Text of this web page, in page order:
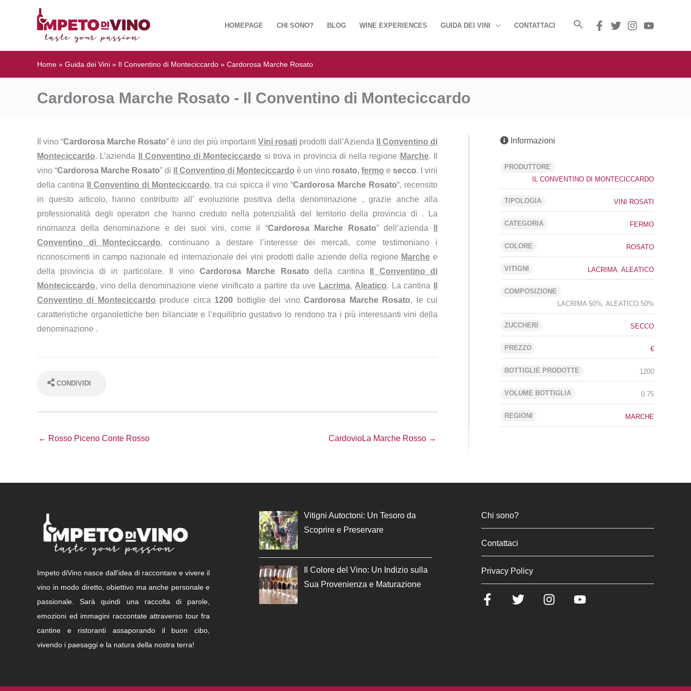
HOMEPAGE CHI SONO? BLOG WINE EXPERIENCES GUIDA DEI VINI CONTATTACI
Home » Guida dei Vini » Il Conventino di Monteciccardo » Cardorosa Marche Rosato
Cardorosa Marche Rosato - Il Conventino di Monteciccardo
Informazioni
PRODUTTORE
IL CONVENTINO DI MONTECICCARDO
TIPOLOGIA VINI ROSATI
CATEGORIA FERMO
COLORE ROSATO
VITIGNI LACRIMA, ALEATICO
COMPOSIZIONE
LACRIMA 50%, ALEATICO 50%
ZUCCHERI SECCO
PREZZO €
BOTTIGLIE PRODOTTE 1200
VOLUME BOTTIGLIA 0.75
REGIONI MARCHE
Il vino “Cardorosa Marche Rosato” è uno dei più importanti Vini rosati prodotti dall’Azienda
Il Conventino di
Monteciccardo. L’azienda Il Conventino di Monteciccardo si trova in provincia di nella regione Marche. Il
vino “Cardorosa Marche Rosato” di Il Conventino di Monteciccardo è un vino rosato, fermo e secco. I vini
della cantina
Il Conventino di Monteciccardo, tra cui spicca il vino “Cardorosa Marche Rosato“, recensito
in questo articolo, hanno contribuito all’ evoluzione positiva della denominazione , grazie anche alla
professionalità degli operatori che hanno creduto nella potenzialità del territorio della provincia di . La
rinomanza della denominazione e dei suoi vini, come il “Cardorosa Marche Rosato” dell’azienda
Conventino di Monteciccardo, continuano a destare l’interesse dei mercati, come testimoniano i
riconoscimenti in campo nazionale ed internazionale dei vini prodotti dalle aziende della regione Marche e
della provincia di in particolare. Il vino Cardorosa Marche Rosato della cantina
Il Conventino di
Monteciccardo, vino della denominazione viene vinificato a partire da uve Lacrima, Aleatico. La cantina
Conventino di Monteciccardo produce circa 1200 bottiglie del vinoCardorosa Marche Rosato, le cui
caratteristiche organolettiche ben bilanciate e l’equilibrio gustativo lo rendono tra i più interessanti vini della
denominazione .
CONDIVIDI
← Rosso Piceno Conte Rosso CardovioLa Marche Rosso →
Impeto diVino nasce dall’idea di raccontare e vivere il
vino in modo diretto, obiettivo ma anche personale e
passionale. Sarà quindi una raccolta di parole,
emozioni ed immagini raccontate attraverso tour fra
cantine e ristoranti assaporando il buon cibo,
vivendo i paesaggi e la natura della nostra terra!
Vitigni Autoctoni: Un Tesoro da
Scoprire e Preservare
Il Colore del Vino: Un Indizio sulla
Sua Provenienza e Maturazione
Chi sono?
Contattaci
Privacy Policy